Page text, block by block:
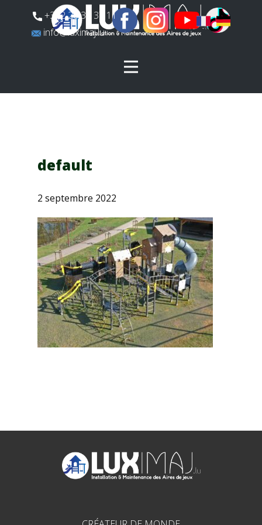
​+352 26 31 37 11
​info@luximaj.lu
default
2 septembre 2022